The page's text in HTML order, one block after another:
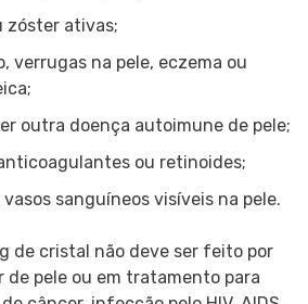
zóster ativas;
verrugas na pele, eczema ou
outra doença autoimune de pele;
ou retinoides;
sanguíneos visíveis na pele.
de cristal não deve ser feito por
de pele ou em tratamento para